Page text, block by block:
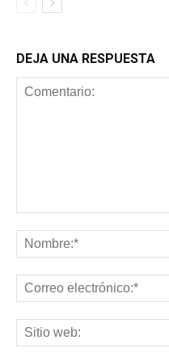
DEJA UNA RESPUESTA